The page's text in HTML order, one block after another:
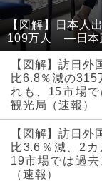
【図解】日本人
109万人 ―日本
【図解】訪日
比6.8％減の315
れも、15市場
観光局（速報）
【図解】訪日
比3.6％減、2
19市場では過
（速報）